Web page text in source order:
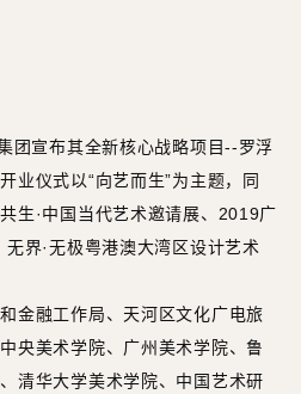
宣布其全新核心战略项目--罗浮
业仪式以“向艺而生”为主题，同
生·中国当代艺术邀请展、2019广
界·无极粤港澳大湾区设计艺术
融工作局、天河区文化广电旅
央美术学院、广州美术学院、鲁
清华大学美术学院、中国艺术研